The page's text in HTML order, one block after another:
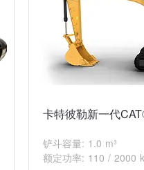
卡特彼勒新一代
铲斗容量: 1.0 m³
额定功率: 110 / 2000